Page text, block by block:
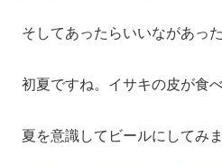
そしてあったらいいながあっ
初夏ですね。イサキの皮が食
夏を意識してビールにしてみま